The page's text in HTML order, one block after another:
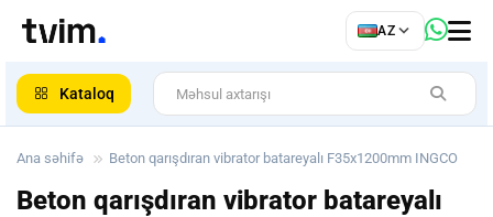
AZ
Kataloq
Ana səhifə Beton qarışdıran vibrator batareyalı F35x1200mm INGCO
Beton qarışdıran vibrator batareyalı